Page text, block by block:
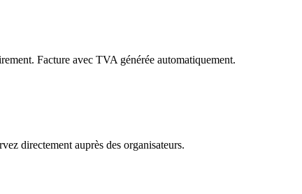
Facture avec TVA générée automatiquement.
directement auprès des organisateurs.